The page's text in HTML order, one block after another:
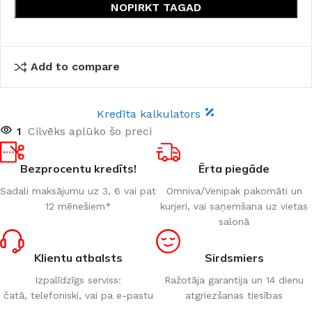
NOPIRKT TAGAD
Add to compare
Kredīta kalkulators
1 Cilvēks aplūko šo preci
Bezprocentu kredīts!
Sadali maksājumu uz 3, 6 vai pat
12 mēnešiem*
Ērta piegāde
Omniva/Venipak pakomāti un
kurjeri, vai saņemšana uz vietas
salonā
Klientu atbalsts
Izpalīdzīgs serviss:
čatā, telefoniski, vai pa e-pastu
Sirdsmiers
Ražotāja garantija un 14 dienu
atgriezšanas tiesības